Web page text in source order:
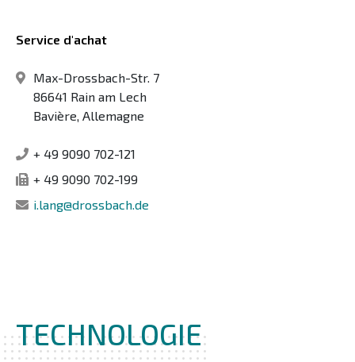
Service d'achat
Max-Drossbach-Str. 7
86641 Rain am Lech
Bavière, Allemagne
+ 49 9090 702-121
+ 49 9090 702-199
i.lang@drossbach.de
TECHNOLOGIE